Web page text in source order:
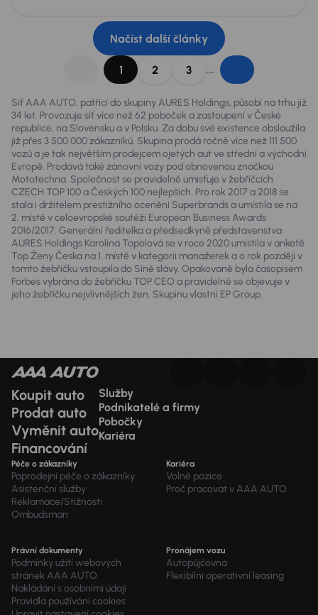
původu podstatně jiné auto. Je proto dobré pro
zákazníky „roztřídit“ zkušenosti odborníků a
zopakovat, na co si dát pozor při dovozech aut.
Načíst další články
1 2 3 ...
Síť AAA AUTO, patřící do skupiny AURES Holdings, působí na trhu již
34 let. Provozuje síť více než 62 poboček a zastoupení v České
republice, na Slovensku a v Polsku. Za dobu své existence obsloužila
již přes 3 500 000 zákazníků. Skupina prodá ročně více než 111 500
vozů a je tak největším prodejcem ojetých aut ve střední a východní
Evropě. Prodává také zánovní vozy pod obnovenou značkou
Mototechna. Společnost se pravidelně umisťuje v žebříčcích
CZECH TOP 100 a Českých 100 nejlepších. Pro rok 2017 a 2018 se
stala i držitelem prestižního ocenění Superbrands a umístila se na
2. místě v celoevropské soutěži European Business Awards
2016/2017. Generální ředitelka a předsedkyně představenstva
AURES Holdings Karolína Topolová se v roce 2020 umístila v anketě
Top Ženy Česka na 1. místě v kategorii manažerek a o rok později v
tomto žebříčku vstoupila do Síně slávy. Opakovaně byla časopisem
Forbes vybrána do žebříčku TOP CEO a pravidelně se objevuje v
jeho žebříčku nejvlivnějších žen. Skupinu vlastní EP Group.
Koupit auto
Prodat auto
Vyměnit auto
Financování
Služby
Podnikatelé a firmy
Pobočky
Kariéra
Péče o zákazníky
Poprodejní péče o zákazníky
Asistenční služby
Reklamace/Stížnosti
Ombudsman
Kariéra
Volné pozice
Proč pracovat v AAA AUTO
Právní dokumenty
Podmínky užití webových
stránek AAA AUTO
Nakládání s osobními údaji
Pravidla používání cookies
Pronájem vozu
Autopůjčovna
Flexibilní operativní leasing